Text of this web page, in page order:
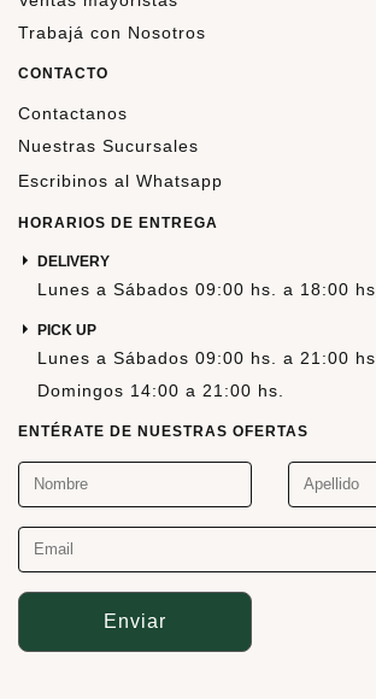
Trabajá con Nosotros
CONTACTO
Contactanos
Nuestras Sucursales
Escribinos al Whatsapp
HORARIOS DE ENTREGA
DELIVERY
Lunes a Sábados 09:00 hs. a 18:00 hs.
PICK UP
Lunes a Sábados 09:00 hs. a 21:00 hs.
Domingos 14:00 a 21:00 hs.
ENTÉRATE DE NUESTRAS OFERTAS
Enviar